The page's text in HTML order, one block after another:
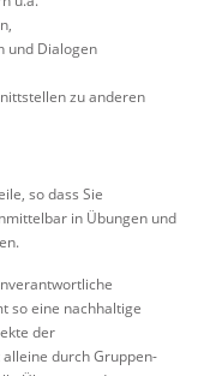
und Dialogen
zu anderen
so dass Sie
in Übungen und
so eine nachhaltige
der
durch Gruppen-